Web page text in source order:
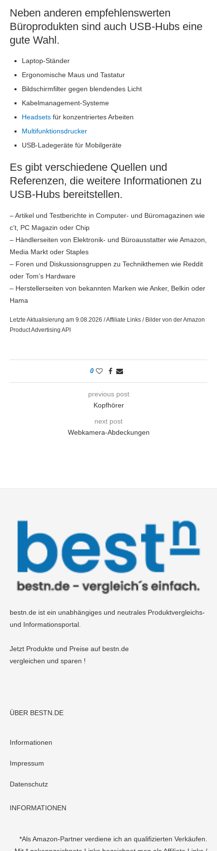
Neben anderen empfehlenswerten
Büroprodukten sind auch USB-Hubs eine
gute Wahl.
Laptop-Ständer
Ergonomische Maus und Tastatur
Bildschirmfilter gegen blendendes Licht
Kabelmanagement-Systeme
Headsets für konzentriertes Arbeiten
Multifunktionsdrucker
USB-Ladegeräte für Mobilgeräte
Es gibt verschiedene Quellen und
Referenzen, die weitere Informationen zu
USB-Hubs bereitstellen.
– Artikel und Testberichte in Computer- und Büromagazinen wie
c’t, PC Magazin oder Chip
– Händlerseiten von Elektronik- und Büroausstatter wie Amazon,
Media Markt oder Staples
– Foren und Diskussionsgruppen zu Technikthemen wie Reddit
oder Tom’s Hardware
– Herstellerseiten von bekannten Marken wie Anker, Belkin oder
Hama
Letzte Aktualisierung am 9.08.2026 / Affiliate Links / Bilder von der Amazon
Product Advertising API
0
previous post
Kopfhörer
next post
Webkamera-Abdeckungen
bestn.de ist ein unabhängiges und neutrales Produktvergleichs-
und Informationsportal.
Jetzt Produkte und Preise auf bestn.de
vergleichen und sparen !
ÜBER BESTN.DE
Informationen
Impressum
Datenschutz
INFORMATIONEN
*Als Amazon-Partner verdiene ich an qualifizierten Verkäufen.